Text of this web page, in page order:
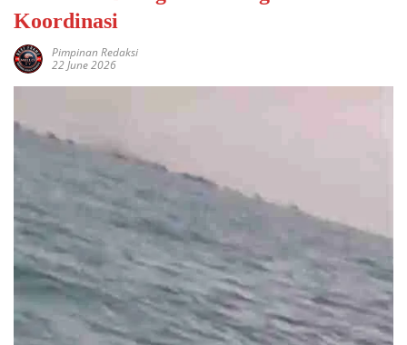
Koordinasi
Pimpinan Redaksi
22 June 2026